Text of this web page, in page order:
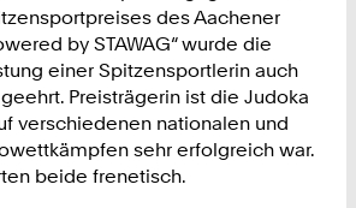
des Aachener
by STAWAG“ wurde die
einer Spitzensportlerin auch
Preisträgerin ist die Judoka
verschiedenen nationalen und
sehr erfolgreich war.
beide frenetisch.